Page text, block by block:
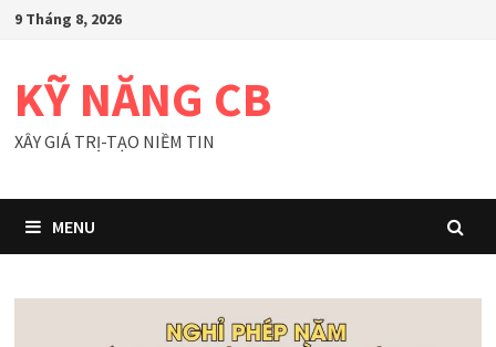
Skip
content
9 Tháng 8, 2026
KỸ NĂNG CB
XÂY GIÁ TRỊ-TẠO NIỀM TIN
MENU